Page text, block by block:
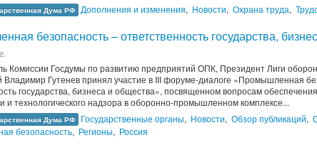
Дума РФ Дополнения и изменения, Новости, Охрана труда,
безопасность – ответственность государства,
Комиссии Госдумы по развитию предприятий ОПК, Президент Лиги
Владимир Гутенев принял участие в III форуме-диалоге «Промышленная
государства, бизнеса и общества», посвященном вопросам
и технологического надзора в оборонно-промышленном комплексе...
Дума РФ Государственные органы, Новости, Обзор публикаций,
безопасность, Регионы, Россия